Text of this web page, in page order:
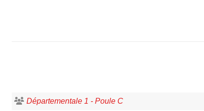
Départementale 1 - Poule C